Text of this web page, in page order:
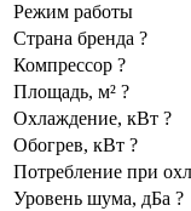
Режим работы
Страна бренда ?
Компрессор ?
Площадь, м² ?
Охлаждение, кВт ?
Обогрев, кВт ?
Потребление при
Уровень шума, дБа ?